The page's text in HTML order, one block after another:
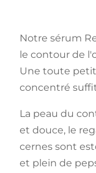
Notre sérum
le contour de
Une toute
concentré
La peau du
et douce, le
cernes sont
et plein de